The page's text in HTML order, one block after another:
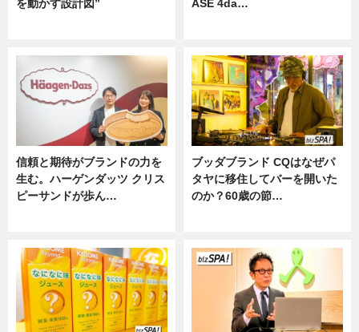
を動かす設計図” ASE 4da…
信頼と期待がブランドの力を
生む。ハーゲンダッツ クリス
ピーサンドが歩ん…
ブッダブランド CQはなぜパ
タヤに移住してバーを開いた
のか？60歳の節…